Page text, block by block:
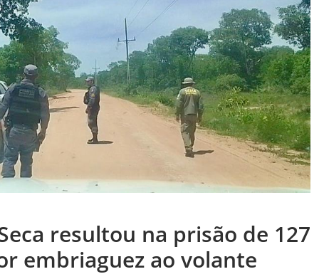
resultou na prisão de 127
embriaguez ao volante